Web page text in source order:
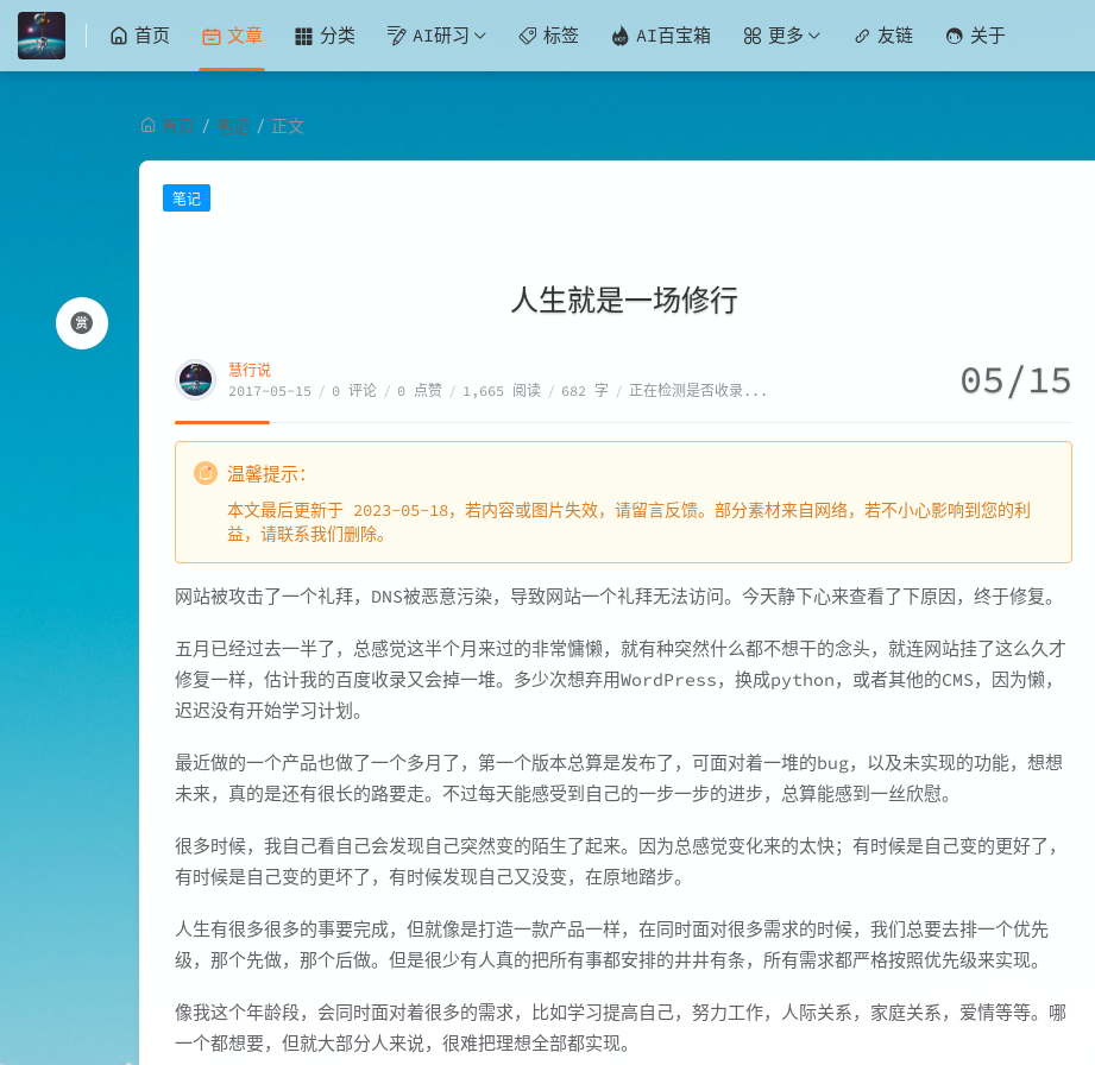
首页 文章 分类 AI研习 标签 AI百宝箱 更多 友链 关于
首页 / 笔记 / 正文
笔记
人生就是一场修行
慧行说
2017-05-15 / 0 评论 / 0 点赞 / 1,665 阅读 / 682 字 / 正在检测是否收录... 05/15
温馨提示：
本文最后更新于 2023-05-18，若内容或图片失效，请留言反馈。部分素材来自网络，若不小心影响到您的利
益，请联系我们删除。
网站被攻击了一个礼拜，DNS被恶意污染，导致网站一个礼拜无法访问。今天静下心来查看了下原因，终于修复。
五月已经过去一半了，总感觉这半个月来过的非常慵懒，就有种突然什么都不想干的念头，就连网站挂了这么久才
修复一样，估计我的百度收录又会掉一堆。多少次想弃用WordPress，换成python，或者其他的CMS，因为懒，
迟迟没有开始学习计划。
最近做的一个产品也做了一个多月了，第一个版本总算是发布了，可面对着一堆的bug，以及未实现的功能，想想
未来，真的是还有很长的路要走。不过每天能感受到自己的一步一步的进步，总算能感到一丝欣慰。
很多时候，我自己看自己会发现自己突然变的陌生了起来。因为总感觉变化来的太快；有时候是自己变的更好了，
有时候是自己变的更坏了，有时候发现自己又没变，在原地踏步。
人生有很多很多的事要完成，但就像是打造一款产品一样，在同时面对很多需求的时候，我们总要去排一个优先
级，那个先做，那个后做。但是很少有人真的把所有事都安排的井井有条，所有需求都严格按照优先级来实现。
像我这个年龄段，会同时面对着很多的需求，比如学习提高自己，努力工作，人际关系，家庭关系，爱情等等。哪
一个都想要，但就大部分人来说，很难把理想全部都实现。